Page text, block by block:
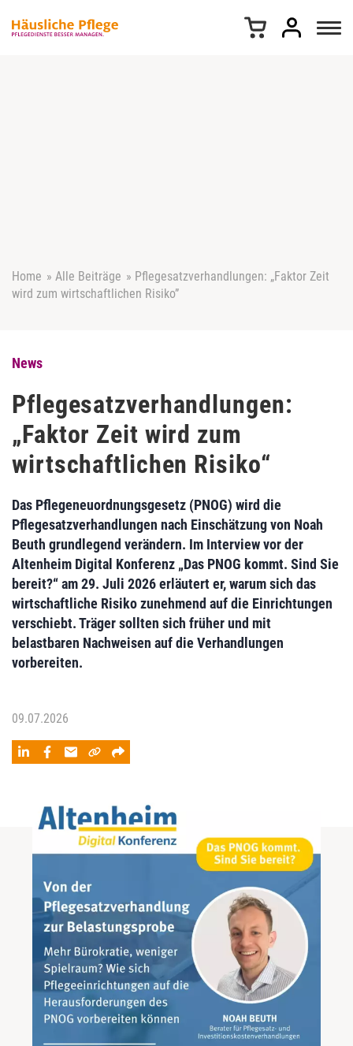
Home » Alle Beiträge » Pflegesatzverhandlungen: „Faktor Zeit
wird zum wirtschaftlichen Risiko”
News
Pflegesatzverhandlungen:
„Faktor Zeit wird zum
wirtschaftlichen Risiko“
Das Pflegeneuordnungsgesetz (PNOG) wird die
Pflegesatzverhandlungen nach Einschätzung von Noah
Beuth grundlegend verändern. Im Interview vor der
Altenheim Digital Konferenz „Das PNOG kommt. Sind Sie
bereit?“ am 29. Juli 2026 erläutert er, warum sich das
wirtschaftliche Risiko zunehmend auf die Einrichtungen
verschiebt. Träger sollten sich früher und mit
belastbaren Nachweisen auf die Verhandlungen
vorbereiten.
09.07.2026